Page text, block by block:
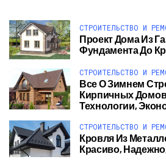
СТРОИТЕЛЬСТВО И
Проект Дома Из
Фундамента До
СТРОИТЕЛЬСТВО И
Все О Зимнем
Кирпичных
Технологии,
СТРОИТЕЛЬСТВО И
Кровля Из
Красиво,